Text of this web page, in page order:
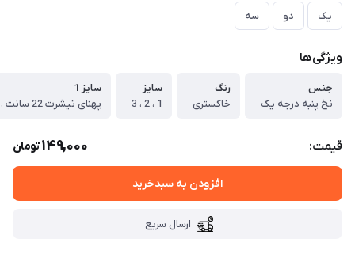
یک دو سه
ویژگی‌ها
جنس
نخ پنبه درجه یک
رنگ
خاکستری
سایز
1 ، 2 ، 3
سایز 1
قیمت: 149,000تومان
افزودن به سبدخرید
ارسال سریع